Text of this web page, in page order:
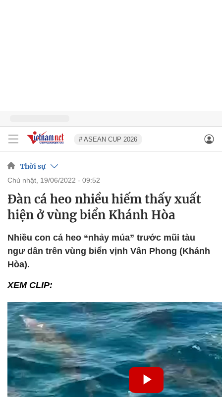
# ASEAN CUP 2026
Thời sự
chủ nhật, 19/06/2022 - 09:52
Đàn cá heo nhiều hiếm thấy xuất
hiện ở vùng biển Khánh Hòa
Nhiều con cá heo “nhảy múa” trước mũi tàu
ngư dân trên vùng biển vịnh Vân Phong (Khánh
Hòa).
XEM CLIP: